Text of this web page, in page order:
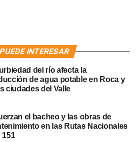
INTERESAR
del río afecta la
de agua potable en Roca y
ciudades del Valle
el bacheo y las obras de
en las Rutas Nacionales
151